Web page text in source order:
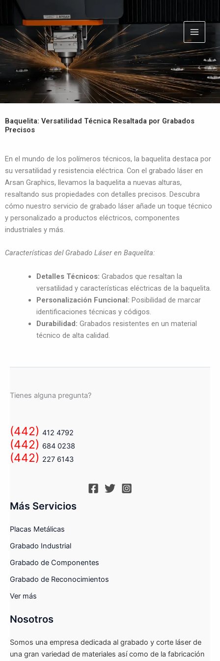
contenido
Baquelita: Versatilidad Técnica Resaltada por Grabados
Precisos
En el mundo de los polímeros técnicos, la baquelita destaca por
su versatilidad y resistencia eléctrica. Con el grabado láser en
Arsan Graphics, llevamos la baquelita a nuevas alturas,
resaltando sus propiedades con detalles precisos. Descubra
cómo nuestro servicio de grabado láser añade un toque técnico
y personalizado a productos eléctricos, componentes
industriales y más.
Características del Grabado Láser en Baquelita:
Detalles Técnicos: Grabados que resaltan la
versatilidad y características eléctricas de la baquelita.
Personalización Funcional: Posibilidad de marcar
identificaciones técnicas y códigos.
Durabilidad: Grabados resistentes en un material
técnico de alta calidad.
Tienes alguna pregunta?
(442) 412 4792
(442) 684 0238
(442) 227 6143
Más Servicios
Placas Metálicas
Grabado Industrial
Grabado de Componentes
Grabado de Reconocimientos
Ver más
Nosotros
Somos una empresa dedicada al grabado y corte láser de
una gran variedad de materiales así como de la fabricación